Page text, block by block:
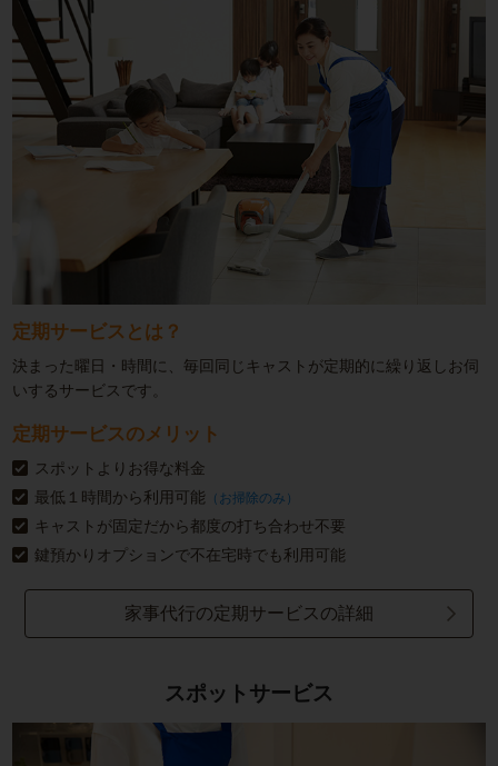
定期サービスとは？
決まった曜日・時間に、毎回同じキャストが定期的に繰り返しお伺
いするサービスです。
定期サービスのメリット
スポットよりお得な料金
最低１時間から利用可能 （お掃除のみ）
キャストが固定だから都度の打ち合わせ不要
鍵預かりオプションで不在宅時でも利用可能
家事代行の定期サービスの詳細
スポットサービス